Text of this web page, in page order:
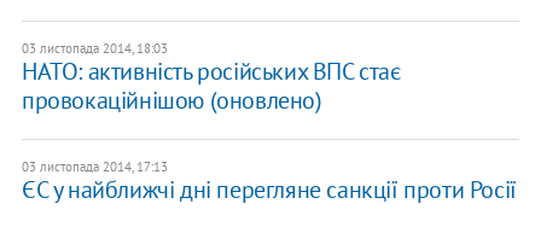
03 листопада 2014, 18:03
НАТО: активність російських ВПС стає
провокаційнішою (оновлено)
03 листопада 2014, 17:13
ЄС у найближчі дні перегляне санкції проти Росії